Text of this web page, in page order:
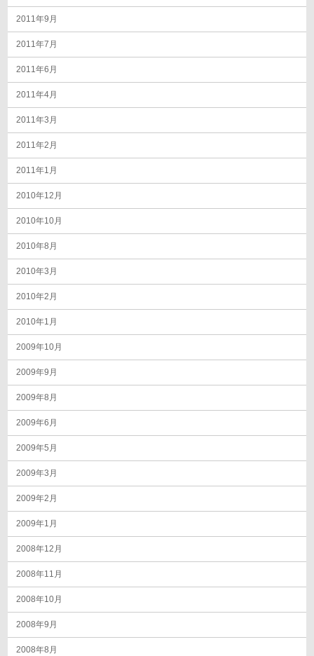
2011年9月
2011年7月
2011年6月
2011年4月
2011年3月
2011年2月
2011年1月
2010年12月
2010年10月
2010年8月
2010年3月
2010年2月
2010年1月
2009年10月
2009年9月
2009年8月
2009年6月
2009年5月
2009年3月
2009年2月
2009年1月
2008年12月
2008年11月
2008年10月
2008年9月
2008年8月